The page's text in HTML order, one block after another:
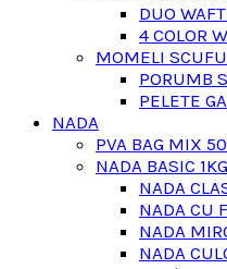
DUO
4 COLOR
MOMELI
PORUMB
PELETE
NADA
PVA BAG MIX
NADA BASIC 1KG
NADA
NADA CU
NADA
NADA